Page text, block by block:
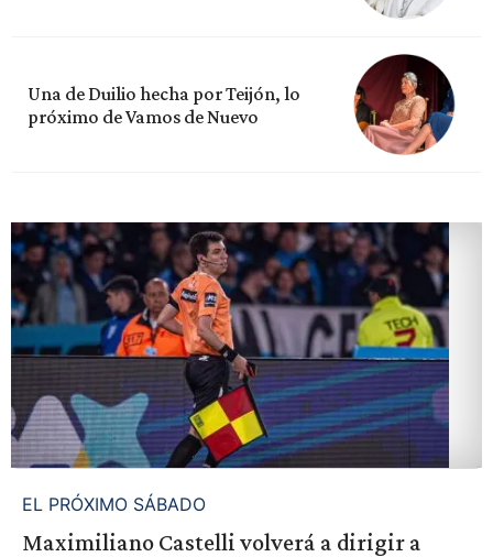
Una de Duilio hecha por Teijón, lo
próximo de Vamos de Nuevo
EL PRÓXIMO SÁBADO
Maximiliano Castelli volverá a dirigir a